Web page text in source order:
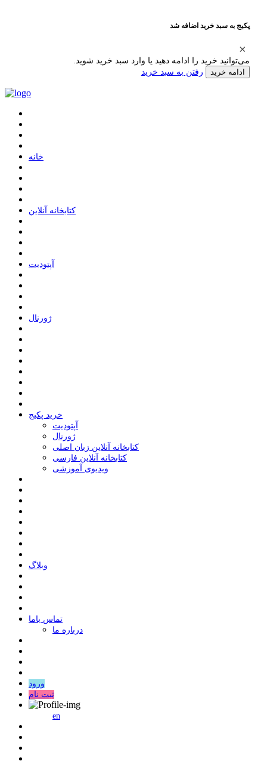
پکیج به سبد خرید اضافه شد
می‌توانید خرید را ادامه دهید یا وارد سبد خرید شوید.
ادامه خرید رفتن به سبد خرید
ﺧﺎﻧﻪ
ﮐﺘﺎﺑﺨﺎﻧﻪ ﺁﻧﻼﯾﻦ
ﺁﭘﺘﻮﺩﯾﺖ
ﮊﻭﺭﻧﺎﻝ
خرید پکیج
ﺁﭘﺘﻮﺩﯾﺖ
ﮊﻭﺭﻧﺎﻝ
کتابخانه آنلاین زبان اصلی
کتابخانه آنلاین فارسی
ویدیوی آموزشی
وبلاگ
ﺗﻤﺎﺱ ﺑﺎﻣﺎ
درباره ما
ورود
ثبت نام
en